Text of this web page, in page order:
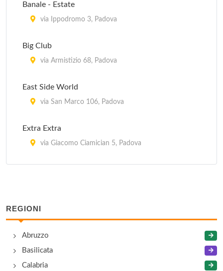
Banale - Estate
via Ippodromo 3, Padova
Big Club
via Armistizio 68, Padova
East Side World
via San Marco 106, Padova
Extra Extra
via Giacomo Ciamician 5, Padova
Le Palais
Padova Est
via Noventana 192, Noventa Padovana
REGIONI
Abruzzo
Basilicata
Calabria